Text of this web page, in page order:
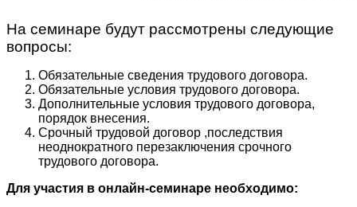
На семинаре будут рассмотрены следующие
вопросы:
Обязательные сведения трудового договора.
Обязательные условия трудового договора.
Дополнительные условия трудового договора,
порядок внесения.
Срочный трудовой договор ,последствия
неоднократного перезаключения срочного
трудового договора.
Для участия в онлайн-семинаре необходимо: